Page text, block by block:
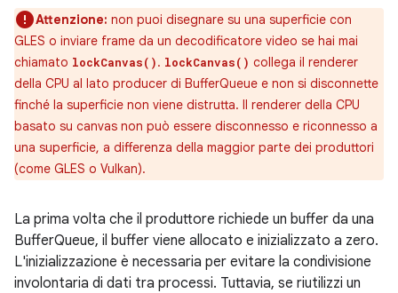
Attenzione: non puoi disegnare su una superficie con
GLES o inviare frame da un decodificatore video se hai mai
chiamato lockCanvas(). lockCanvas() collega il renderer
della CPU al lato producer di BufferQueue e non si disconnette
finché la superficie non viene distrutta. Il renderer della CPU
basato su canvas non può essere disconnesso e riconnesso a
una superficie, a differenza della maggior parte dei produttori
(come GLES o Vulkan).
La prima volta che il produttore richiede un buffer da una
BufferQueue, il buffer viene allocato e inizializzato a zero.
L'inizializzazione è necessaria per evitare la condivisione
involontaria di dati tra processi. Tuttavia, se riutilizzi un